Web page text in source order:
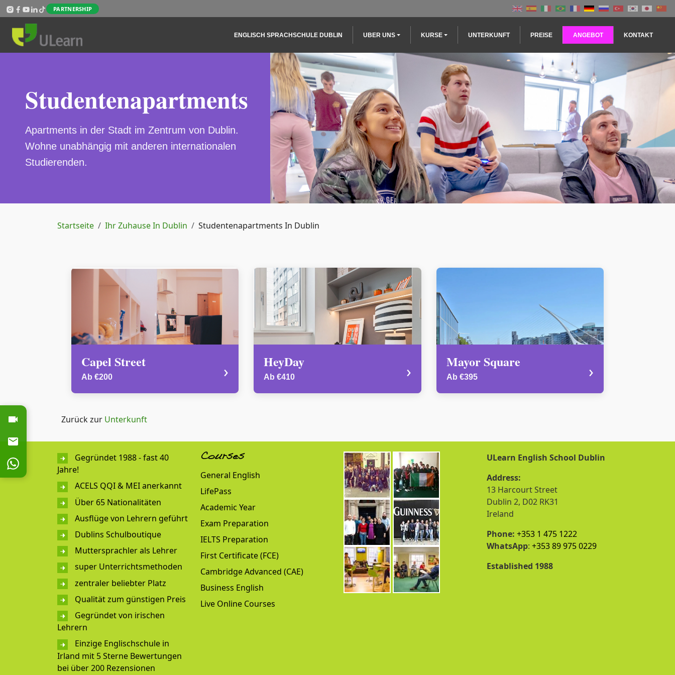
Direkt zum InhaltPARTNERSHIP
Main navigation
ENGLISCH SPRACHSCHULE DUBLIN UBER UNS KURSE UNTERKUNFT PREISE ANGEBOT KONTAKT
Studentenapartments
Apartments in der Stadt im Zentrum von Dublin.
Wohne unabhängig mit anderen internationalen
Studierenden.
Pfadnavigation
Startseite Ihr Zuhause In Dublin Studentenapartments In Dublin
Capel Street
Ab €200 › HeyDay
Ab €410 › Mayor Square
Ab €395 ›
Zurück zur Unterkunft
Gegründet 1988 - fast 40
Jahre!
ACELS QQI & MEI anerkannt
Über 65 Nationalitäten
Ausflüge von Lehrern geführt
Dublins Schulboutique
Muttersprachler als Lehrer
super Unterrichtsmethoden
zentraler beliebter Platz
Qualität zum günstigen Preis
Gegründet von irischen
Lehrern
Einzige Englischschule in
Irland mit 5 Sterne Bewertungen
bei über 200 Rezensionen
Courses
General English
LifePass
Academic Year
Exam Preparation
IELTS Preparation
First Certificate (FCE)
Cambridge Advanced (CAE)
Business English
Live Online Courses
ULearn English School Dublin
Address:
13 Harcourt Street
Dublin 2, D02 RK31
Ireland
Phone: +353 1 475 1222
WhatsApp: +353 89 975 0229
Established 1988